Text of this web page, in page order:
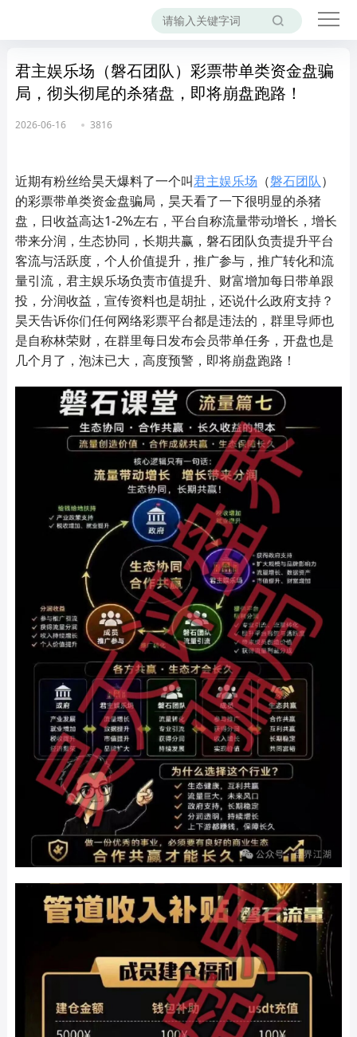
君主娱乐场（磐石团队）彩票带单类资金盘骗
局，彻头彻尾的杀猪盘，即将崩盘跑路！
2026-06-16 3816
近期有粉丝给昊天爆料了一个叫君主娱乐场 （磐石团队）
的彩票带单类资金盘骗局，昊天看了一下很明显的杀猪
盘，日收益高达1-2%左右，平台自称流量带动增长，增长
带来分润，生态协同，长期共赢，磐石团队负责提升平台
客流与活跃度，个人价值提升，推广参与，推广转化和流
量引流，君主娱乐场负责市值提升、财富增加每日带单跟
投，分润收益，宣传资料也是胡扯，还说什么政府支持？
昊天告诉你们任何网络彩票平台都是违法的，群里导师也
是自称林荣财，在群里每日发布会员带单任务，开盘也是
几个月了，泡沫已大，高度预警，即将崩盘跑路！